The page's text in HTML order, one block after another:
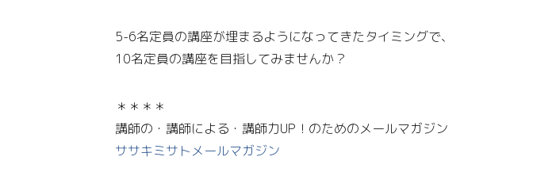
5-6名定員の講座が埋まるようになってきたタイミングで、
10名定員の講座を目指してみませんか？
＊＊＊＊
講師の・講師による・講師力UP！のためのメールマガジン
ササキミサトメールマガジン